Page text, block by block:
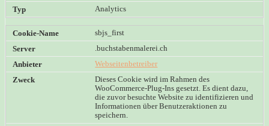
Analytics
sbjs_first
.buchstabenmalerei.ch
Webseitenbetreiber
Dieses Cookie wird im Rahmen des
WooCommerce-Plug-Ins gesetzt. Es dient dazu,
die zuvor besuchte Website zu identifizieren und
Informationen über Benutzeraktionen zu
speichern.